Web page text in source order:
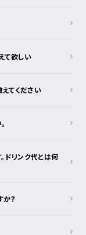
て欲しい
てください
ドリンク代とは何
？